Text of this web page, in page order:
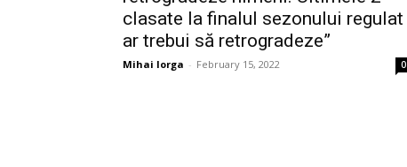
clasate la finalul sezonului regulat
ar trebui să retrogradeze”
Mihai Iorga - February 15, 2022 0